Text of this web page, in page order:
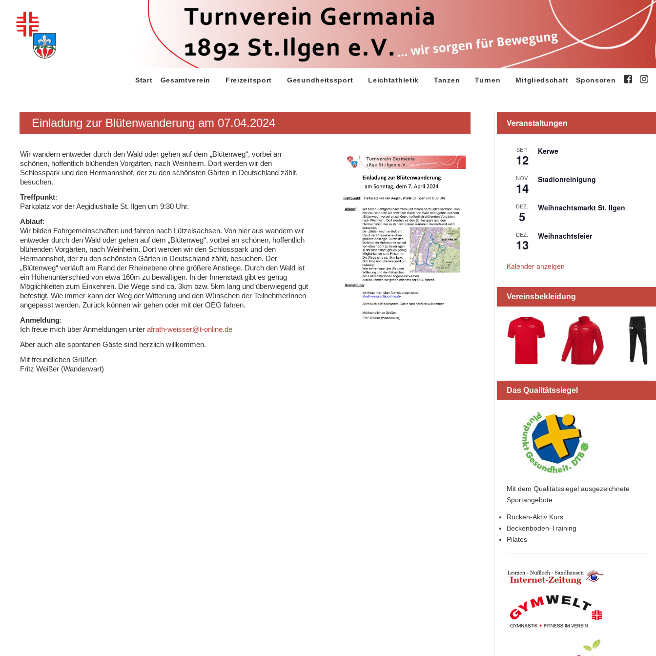
springen
Start Gesamtverein Freizeitsport Gesundheitssport Leichtathletik Tanzen Turnen Mitgliedschaft Sponsoren
Einladung zur Blütenwanderung am 07.04.2024
Wir wandern entweder durch den Wald oder gehen auf dem „Blütenweg“, vorbei an
schönen, hoffentlich blühenden Vorgärten, nach Weinheim. Dort werden wir den
Schlosspark und den Hermannshof, der zu den schönsten Gärten in Deutschland zählt,
besuchen.
Treffpunkt:
Parkplatz vor der Aegidiushalle St. Ilgen um 9:30 Uhr.
Ablauf:
Wir bilden Fahrgemeinschaften und fahren nach Lützelsachsen. Von hier aus wandern wir
entweder durch den Wald oder gehen auf dem „Blütenweg“, vorbei an schönen, hoffentlich
blühenden Vorgärten, nach Weinheim. Dort werden wir den Schlosspark und den
Hermannshof, der zu den schönsten Gärten in Deutschland zählt, besuchen. Der
„Blütenweg“ verläuft am Rand der Rheinebene ohne größere Anstiege. Durch den Wald ist
ein Höhenunterschied von etwa 160m zu bewältigen. In der Innenstadt gibt es genug
Möglichkeiten zum Einkehren. Die Wege sind ca. 3km bzw. 5km lang und überwiegend gut
befestigt. Wie immer kann der Weg der Witterung und den Wünschen der TeilnehmerInnen
angepasst werden. Zurück können wir gehen oder mit der OEG fahren.
Anmeldung:
Ich freue mich über Anmeldungen unter afrath-weisser@t-online.de
Aber auch alle spontanen Gäste sind herzlich willkommen.
Mit freundlichen Grüßen
Fritz Weißer (Wanderwart)
Veranstaltungen
SEP.
12
Kerwe
NOV.
14
Stadionreinigung
DEZ.
5
Weihnachtsmarkt St. Ilgen
DEZ.
13
Weihnachtsfeier
Kalender anzeigen
Vereinsbekleidung
Das Qualitätssiegel
Mit dem Qualitätssiegel ausgezeichnete
Sportangebote:
Rücken-Aktiv Kurs
Beckenboden-Training
Pilates